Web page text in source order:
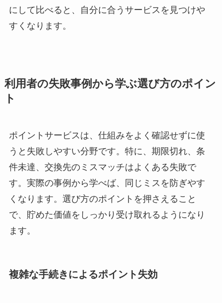
にして比べると、自分に合うサービスを見つけや
すくなります。
利用者の失敗事例から学ぶ選び方のポイン
ト
ポイントサービスは、仕組みをよく確認せずに使
うと失敗しやすい分野です。特に、期限切れ、条
件未達、交換先のミスマッチはよくある失敗で
す。実際の事例から学べば、同じミスを防ぎやす
くなります。選び方のポイントを押さえること
で、貯めた価値をしっかり受け取れるようになり
ます。
複雑な手続きによるポイント失効